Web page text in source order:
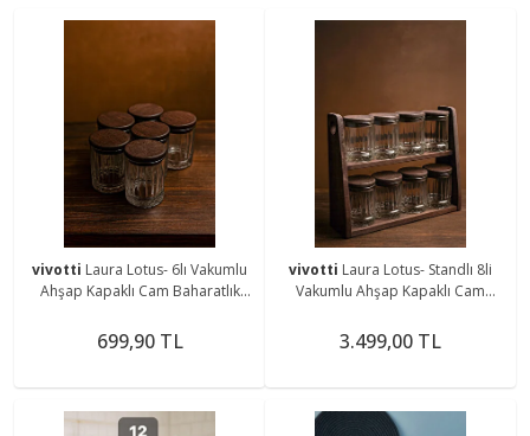
vivotti Laura Lotus- 6lı Vakumlu
Ahşap Kapaklı Cam Baharatlık
699,90 TL
vivotti Laura Lotus- Standlı 8li
Vakumlu Ahşap Kapaklı Cam
Seti 210 ml
3.499,00 TL